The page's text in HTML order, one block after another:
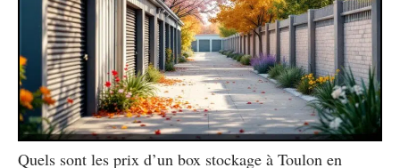
Quels sont les prix d’un box stockage à Toulon en